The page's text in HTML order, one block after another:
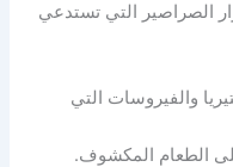
الصراصير التي تستدعي
والفيروسات التي
الطعام المكشوف.